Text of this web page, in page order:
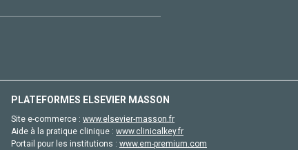
PLATEFORMES ELSEVIER MASSON
Site e-commerce : www.elsevier-masson.fr
Aide à la pratique clinique : www.clinicalkey.fr
Portail pour les institutions : www.em-premium.com